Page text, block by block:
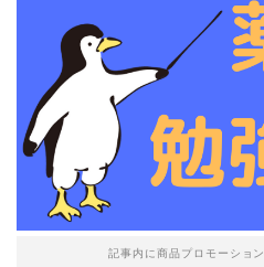
記事内に商品プロモーショ